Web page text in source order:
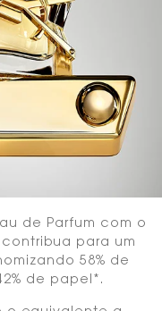
de Parfum com o
para um
58% de
de papel*.